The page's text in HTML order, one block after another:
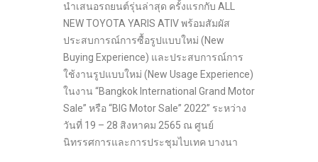
นำเสนอรถยนต์รุ่นล่าสุด ครั้งแรกกับ ALL
NEW TOYOTA YARIS ATIV พร้อมสัมผัส
ประสบการณ์การซื้อรูปแบบใหม่ (New
Buying Experience) และประสบการณ์การ
ใช้งานรูปแบบใหม่ (New Usage Experience)
ในงาน “Bangkok International Grand Motor
Sale” หรือ “BIG Motor Sale” 2022” ระหว่าง
วันที่ 19 – 28 สิงหาคม 2565 ณ ศูนย์
นิทรรศการและการประชุมไบเทค บางนา